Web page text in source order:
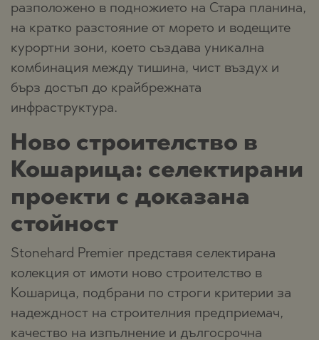
разположено в подножието на Стара планина,
на кратко разстояние от морето и водещите
курортни зони, което създава уникална
комбинация между тишина, чист въздух и
бърз достъп до крайбрежната
инфраструктура.
Ново строителство в
Кошарица: селектирани
проекти с доказана
стойност
Stonehard Premier представя селектирана
колекция от имоти ново строителство в
Кошарица, подбрани по строги критерии за
надеждност на строителния предприемач,
качество на изпълнение и дългосрочна